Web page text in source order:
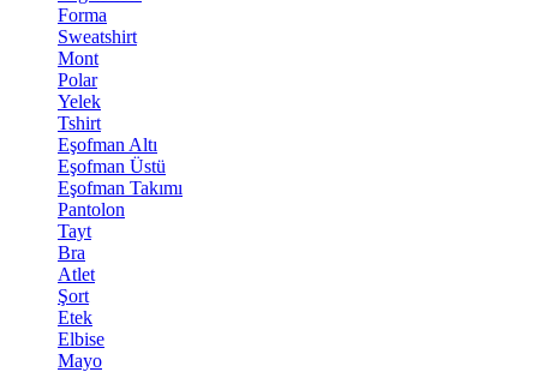
Forma
Sweatshirt
Mont
Polar
Yelek
Tshirt
Eşofman Altı
Eşofman Üstü
Eşofman Takımı
Pantolon
Tayt
Bra
Atlet
Şort
Etek
Elbise
Mayo